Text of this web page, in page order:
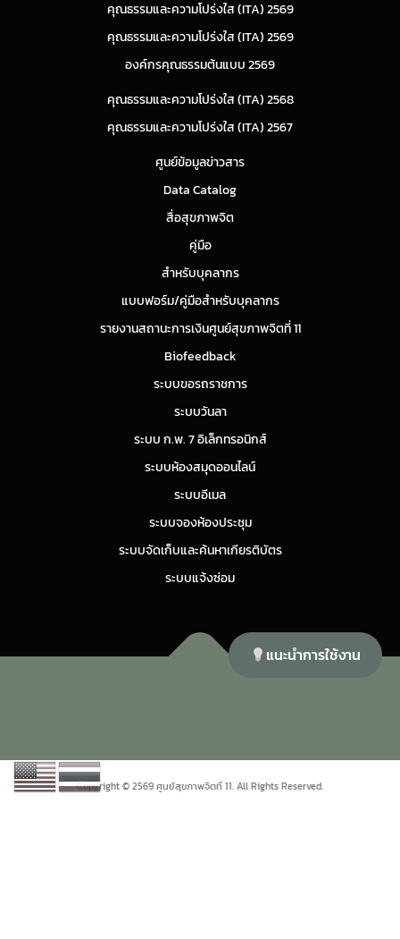
คุณธรรมและความโปร่งใส (ITA) 2569
คุณธรรมและความโปร่งใส (ITA) 2569
องค์กรคุณธรรมต้นแบบ 2569
คุณธรรมและความโปร่งใส (ITA) 2568
คุณธรรมและความโปร่งใส (ITA) 2567
ศูนย์ข้อมูลข่าวสาร
Data Catalog
สื่อสุขภาพจิต
คู่มือ
สำหรับบุคลากร
แบบฟอร์ม/คู่มือสำหรับบุคลากร
รายงานสถานะการเงินศูนย์สุขภาพจิตที่ 11
Biofeedback
ระบบขอรถราชการ
ระบบวันลา
ระบบ ก.พ. 7 อิเล็กทรอนิกส์
ระบบห้องสมุดออนไลน์
ระบบอีเมล
ระบบจองห้องประชุม
ระบบจัดเก็บและค้นหาเกียรติบัตร
ระบบแจ้งซ่อม
Copyright © 2569 ศูนย์สุขภาพจิตที่ 11. All Rights Reserved.
แนะนำการใช้งาน